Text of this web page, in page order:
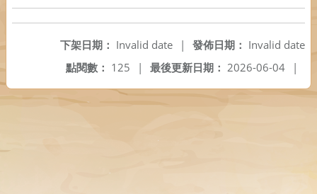
發佈日期： Invalid date
下架日期： Invalid date
|
最後更新日期： 2026-06-04 |
點閱數： 125 |